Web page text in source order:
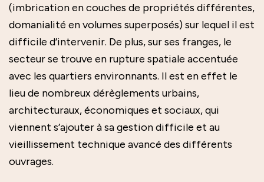
(imbrication en couches de propriétés différentes,
domanialité en volumes superposés) sur lequel il est
difficile d’intervenir. De plus, sur ses franges, le
secteur se trouve en rupture spatiale accentuée
avec les quartiers environnants. Il est en effet le
lieu de nombreux dérèglements urbains,
architecturaux, économiques et sociaux, qui
viennent s’ajouter à sa gestion difficile et au
vieillissement technique avancé des différents
ouvrages.